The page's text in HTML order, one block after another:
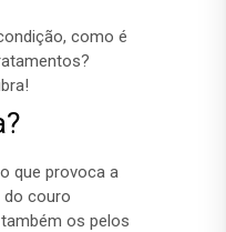
como é
que provoca a
do couro
os pelos